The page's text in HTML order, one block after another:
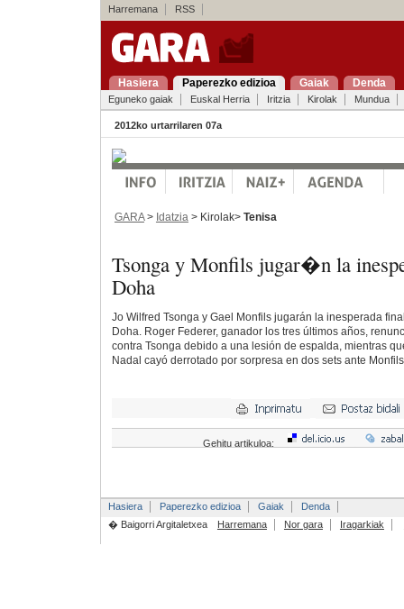
Harremana RSS
Hasiera Paperezko edizioa Gaiak Denda
Eguneko gaiak Euskal Herria Iritzia Kirolak Mundua
2012ko urtarrilaren 07a
GARA> Idatzia > Kirolak> Tenisa
Tsonga y Monfils jugar�n la
Doha
Jo Wilfred Tsonga y Gael Monfils jugarán la inesperada
Doha. Roger Federer, ganador los tres últimos años,
contra Tsonga debido a una lesión de espalda, mientras
Nadal cayó derrotado por sorpresa en dos sets ante
Gehitu artikuloa:
Hasiera Paperezko edizioa Gaiak
Denda
� Baigorri Argitaletxea
Harremana Nor gara Iragarkiak